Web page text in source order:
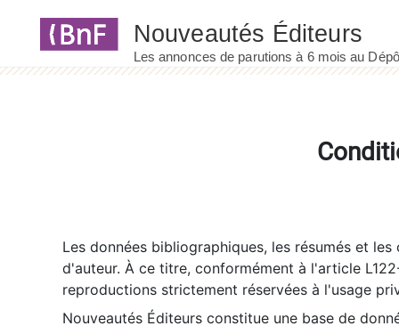
Les données bibliographiques, les résumés et
d'auteur. À ce titre, conformément à l'article
reproductions strictement réservées à l'usage
Nouveautés Éditeurs constitue une base de